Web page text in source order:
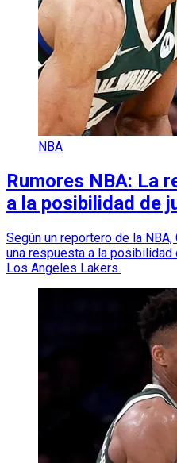
NBA
Rumores NBA: La
a la posibilidad de
Según un reportero de la
una respuesta a la posibilidad
Los Angeles Lakers.